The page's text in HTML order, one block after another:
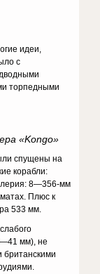
идеи,
с
торпедными
«Kongo»
спущены на
корабли:
8—356-мм
Плюс к
533 мм.
мм), не
британскими